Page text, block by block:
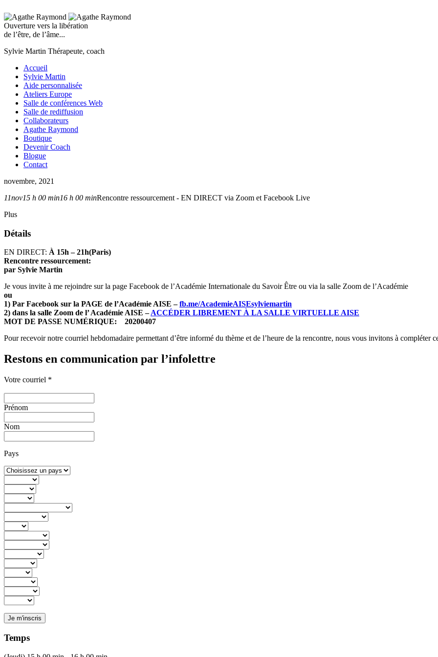
Ouverture vers la libération
de l’être, de l’âme...
Sylvie Martin Thérapeute, coach
Accueil
Sylvie Martin
Aide personnalisée
Ateliers Europe
Salle de conférences Web
Salle de rediffusion
Collaborateurs
Agathe Raymond
Boutique
Devenir Coach
Blogue
Contact
novembre, 2021
11nov15 h 00 min16 h 00 minRencontre ressourcement - EN DIRECT via Zoom et Facebook Live
Plus
Détails
EN DIRECT: À 15h – 21h(Paris)
Rencontre ressourcement:
par Sylvie Martin
Je vous invite à me rejoindre sur la page Facebook de l’Académie Internationale du Savoir Être ou via la salle Zoom de l’Académie
ou
1) Par Facebook sur la PAGE de l’Académie AISE –fb.me/AcademieAISEsylviemartin
2) dans la salle Zoom de l’ Académie AISE –ACCÉDER LIBREMENT À LA SALLE VIRTUELLE AISE
MOT DE PASSE NUMÉRIQUE: 20200407
Pour recevoir notre courriel hebdomadaire permettant d’être informé du thème et de l’heure de la rencontre, nous vous invitons à compléter
Restons en communication par l’infolettre
Votre courriel *
Prénom
Nom
Pays
Temps